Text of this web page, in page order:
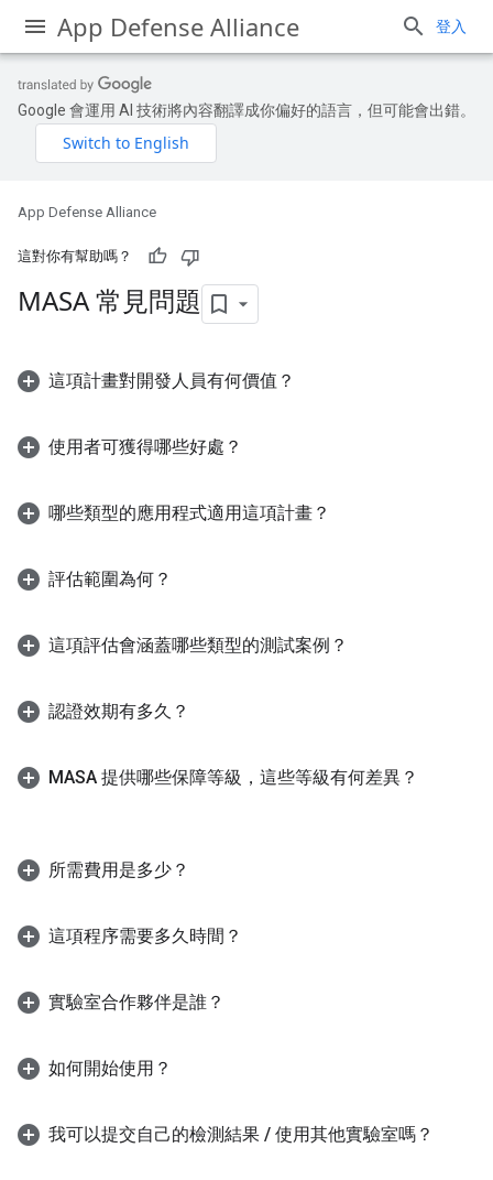
App Defense Alliance 登入
Google 會運用 AI 技術將內容翻譯成你偏好的語言，但可能會出錯。
App Defense Alliance
這對你有幫助嗎？
MASA 常見問題
這項計畫對開發人員有何價值？
使用者可獲得哪些好處？
哪些類型的應用程式適用這項計畫？
評估範圍為何？
這項評估會涵蓋哪些類型的測試案例？
認證效期有多久？
MASA 提供哪些保障等級，這些等級有何差異？
所需費用是多少？
這項程序需要多久時間？
實驗室合作夥伴是誰？
如何開始使用？
我可以提交自己的檢測結果 / 使用其他實驗室嗎？